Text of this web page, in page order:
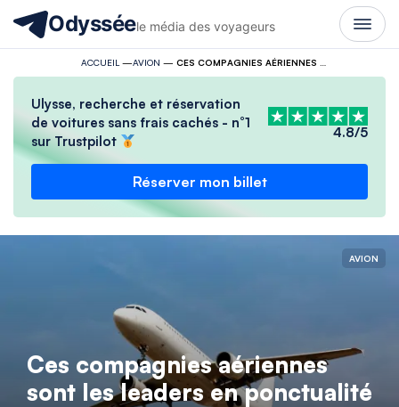
Odysséele média des voyageurs
ACCUEIL —AVION —
Ulysse, recherche et réservation
de voitures sans frais cachés - n°1
sur Trustpilot
4.8/5
Réserver mon billet
AVION
Ces compagnies aériennes
sont les leaders en ponctualité